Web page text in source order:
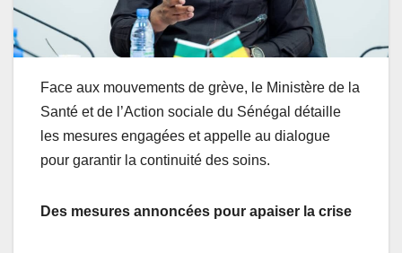
Face aux mouvements de grève, le Ministère de la
Santé et de l’Action sociale du Sénégal détaille
les mesures engagées et appelle au dialogue
pour garantir la continuité des soins.
Des mesures annoncées pour apaiser la crise